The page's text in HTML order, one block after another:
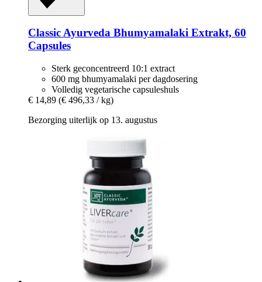
Classic Ayurveda Bhumyamalaki Extrakt, 60
Capsules
Sterk geconcentreerd 10:1 extract
600 mg bhumyamalaki per dagdosering
Volledig vegetarische capsuleshuls
€ 14,89 (€ 496,33 / kg)
Bezorging uiterlijk op 13. augustus